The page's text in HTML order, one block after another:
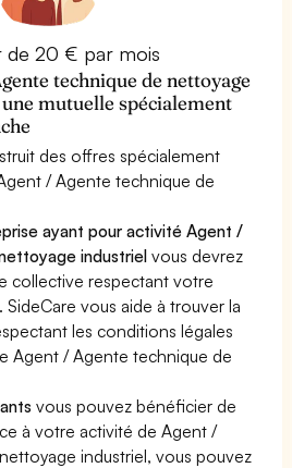
de 20 € par mois
technique de nettoyage
mutuelle spécialement
des offres spécialement
/ Agente technique de
ayant pour activité Agent /
industriel vous devrez
collective respectant votre
vous aide à trouver la
les conditions légales
Agent / Agente technique de
vous pouvez bénéficier de
à votre activité de Agent /
industriel, vous pouvez